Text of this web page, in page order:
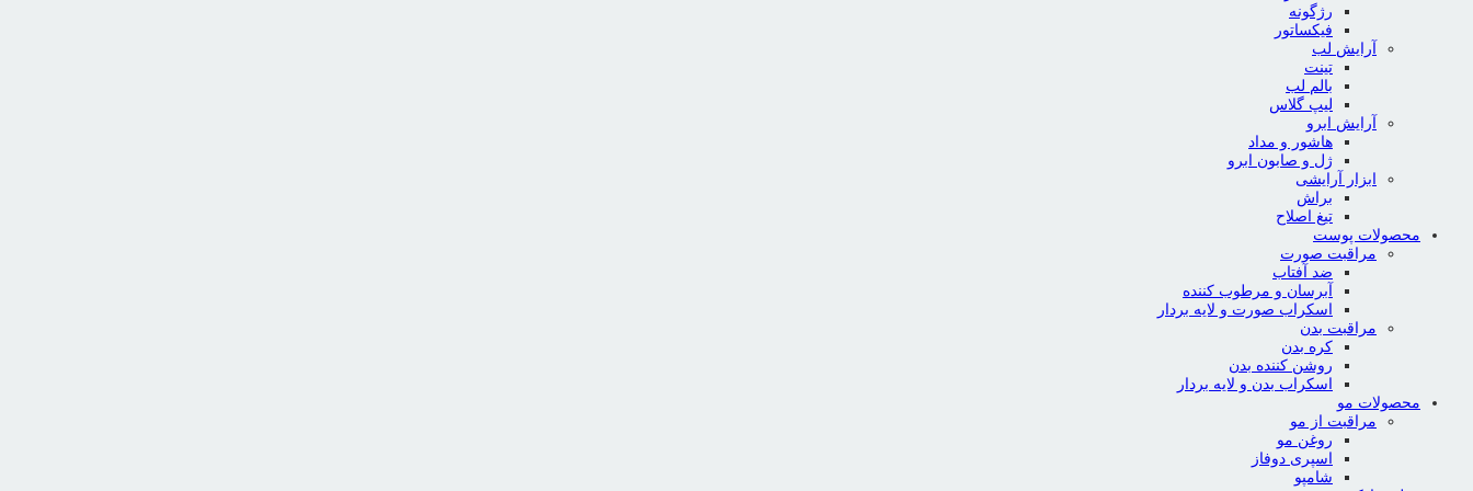
رژگونه
فیکساتور
آرایش لب
تینت
بالم لب
لیپ گلاس
آرایش ابرو
هاشور و مداد
ژل و صابون ابرو
ابزار آرایشی
براش
تیغ اصلاح
محصولات پوست
مراقبت صورت
ضد آفتاب
آبرسان و مرطوب کننده
اسکراب صورت و لایه بردار
مراقبت بدن
کره بدن
روشن کننده بدن
اسکراب بدن و لایه بردار
محصولات مو
مراقبت از مو
روغن مو
اسپری دوفاز
شامپو